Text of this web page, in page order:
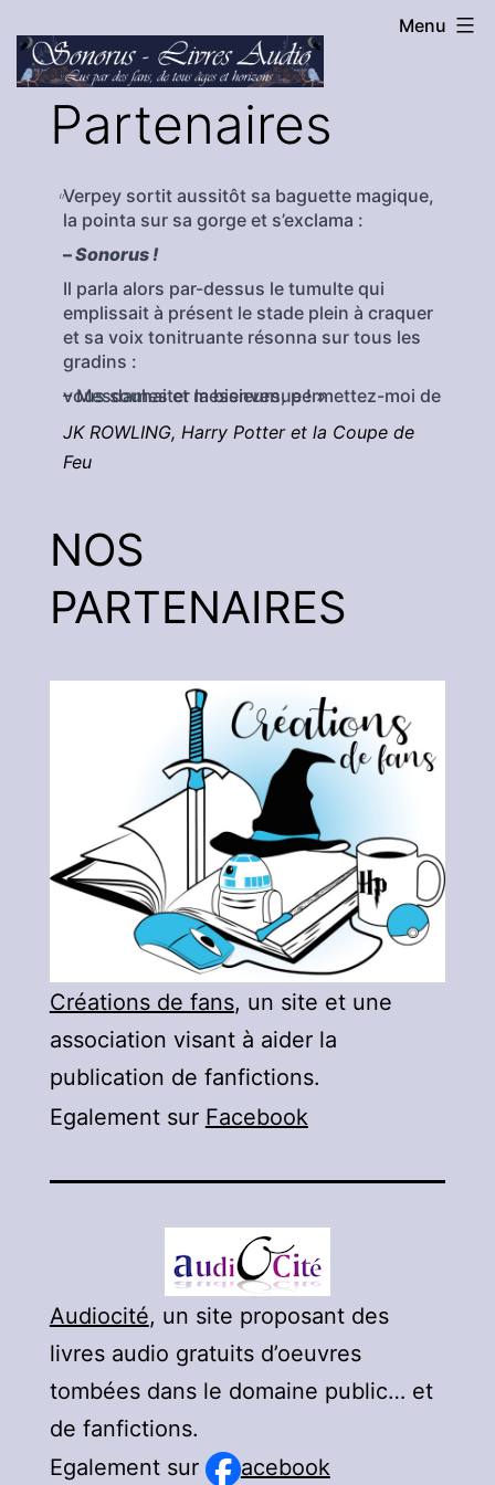
Aller
au
contenu
Sonorus
Audio
Menu
Partenaires
Verpey sortit aussitôt sa baguette magique,
la pointa sur sa gorge et s’exclama :
–Sonorus !
Il parla alors par-dessus le tumulte qui
emplissait à présent le stade plein à craquer
et sa voix tonitruante résonna sur tous les
gradins :
– Mesdames et messieurs, permettez-moi de vous souhaiter la bienvenue ! »
JK ROWLING, Harry Potter et la Coupe de
Feu
NOS
PARTENAIRES
Créations de fans, un site et une
association visant à aider la
publication de fanfictions.
Egalement sur Facebook
Audiocité, un site proposant des
livres audio gratuits d’oeuvres
tombées dans le domaine public… et
de fanfictions.
Egalement sur
acebook